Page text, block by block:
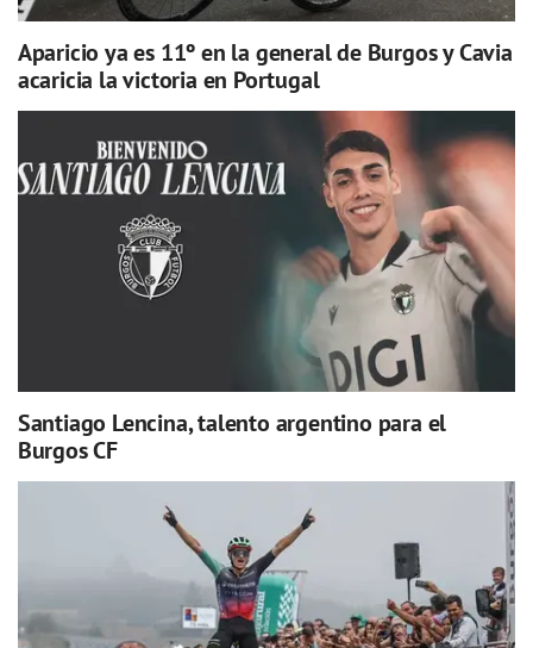
Aparicio ya es 11º en la general de Burgos y Cavia
acaricia la victoria en Portugal
Santiago Lencina, talento argentino para el
Burgos CF